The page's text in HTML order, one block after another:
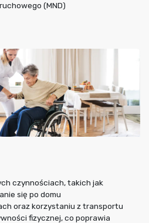
(MND)
czynnościach, takich jak
się po domu
oraz korzystaniu z transportu
fizycznej, co poprawia